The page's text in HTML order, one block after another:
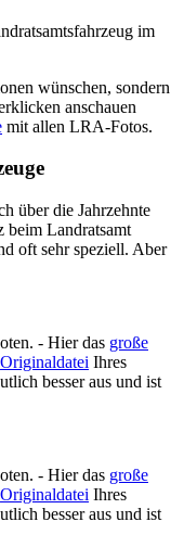
im
wünschen, sondern
anschauen
mit allen LRA-Fotos.
über die Jahrzehnte
beim Landratsamt
oft sehr speziell. Aber
- Hier das große
Originaldatei Ihres
besser aus und ist
- Hier das große
Originaldatei Ihres
besser aus und ist